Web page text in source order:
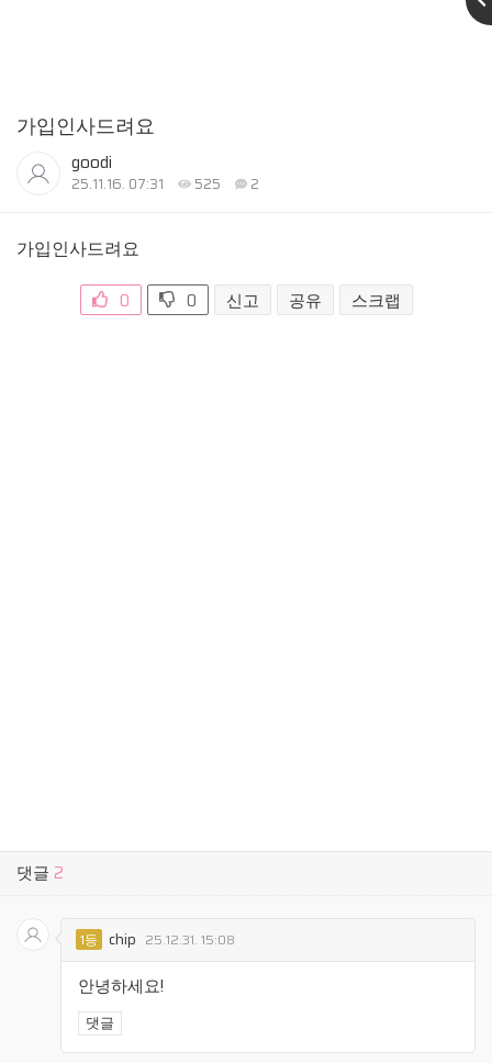
가입인사드려요
goodi
25.11.16. 07:31 525 2
가입인사드려요
0 0 신고 공유 스크랩
댓글 2
1등 chip 25.12.31. 15:08
안녕하세요!
댓글